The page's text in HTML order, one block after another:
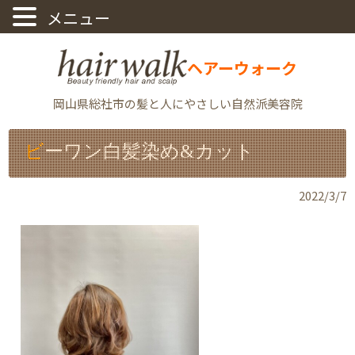
ヘアーウォーク
岡山県総社市の髪と人にやさしい自然派美容院
ビーワン白髪染め&カット
2022/3/7